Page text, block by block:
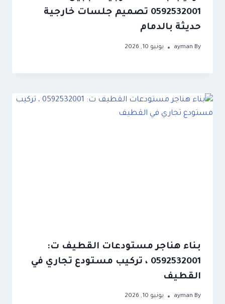
0592532001 تصميم جلسات خارجية
حديثة بالدمام
By
ayman يونيو 10, 2026
بناء هناجر مستودعات القطيف ت:
0592532001 ، تركيب مستودع تجاري في
القطيف
By
ayman يونيو 10, 2026